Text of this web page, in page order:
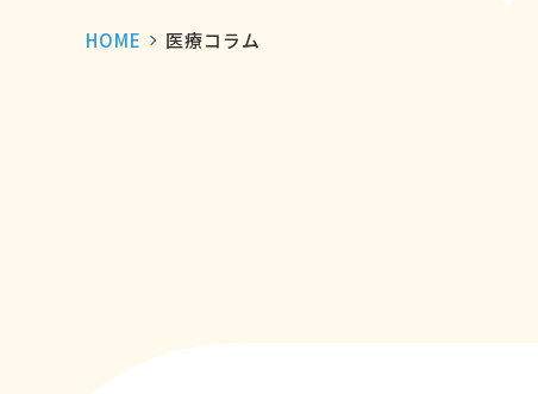
HOME 医療コラム